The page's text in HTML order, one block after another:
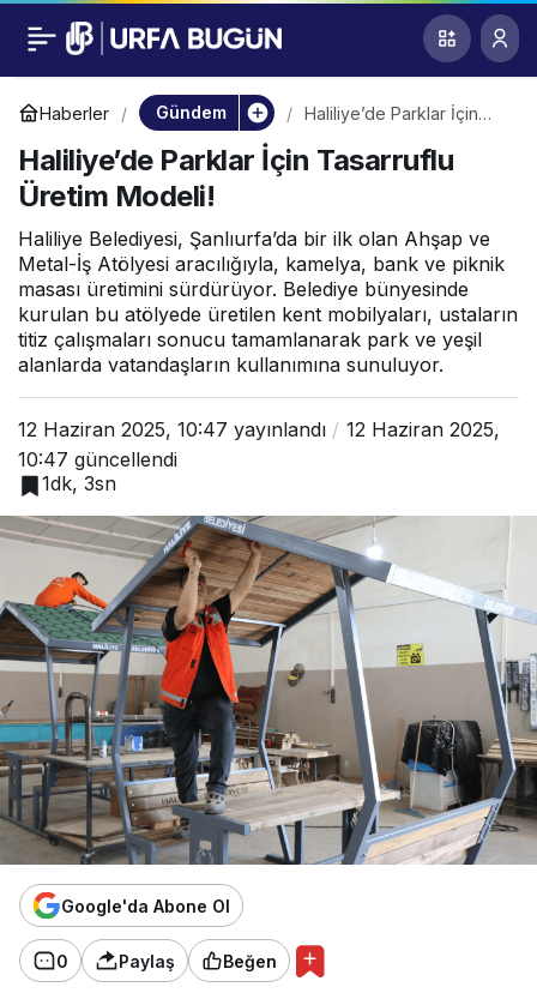
Haberler Gündem
Haliliye’de Parklar İçin
Haliliye’de Parklar İçin Tasarruflu
Üretim Modeli!
Haliliye Belediyesi, Şanlıurfa’da bir ilk olan Ahşap ve
Metal-İş Atölyesi aracılığıyla, kamelya, bank ve piknik
masası üretimini sürdürüyor. Belediye bünyesinde
kurulan bu atölyede üretilen kent mobilyaları, ustaların
titiz çalışmaları sonucu tamamlanarak park ve yeşil
alanlarda vatandaşların kullanımına sunuluyor.
12 Haziran 2025, 10:47 yayınlandı
12 Haziran 2025,
10:47 güncellendi
1dk, 3sn
Google'da Abone Ol
0 Paylaş Beğen
Haliliye’de Parklar
İçin Tasarruflu Üretim
Modeli!
0